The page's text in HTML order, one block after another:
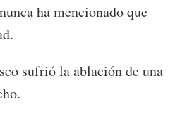
ha mencionado que
sufrió la ablación de una